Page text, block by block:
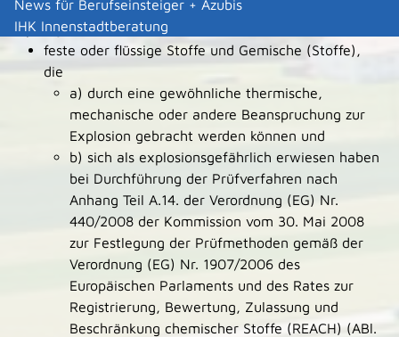
News für Berufseinsteiger + Azubis
IHK Innenstadtberatung
Explosionsgefährliche Stoffe sind gemäß § 3 Abs.1
SprengG:
feste oder flüssige Stoffe und Gemische (Stoffe),
die
a) durch eine gewöhnliche thermische,
mechanische oder andere Beanspruchung zur
Explosion gebracht werden können und
b) sich als explosionsgefährlich erwiesen haben
bei Durchführung der Prüfverfahren nach
Anhang Teil A.14. der Verordnung (EG) Nr.
440/2008 der Kommission vom 30. Mai 2008
zur Festlegung der Prüfmethoden gemäß der
Verordnung (EG) Nr. 1907/2006 des
Europäischen Parlaments und des Rates zur
Registrierung, Bewertung, Zulassung und
Beschränkung chemischer Stoffe (REACH) (ABl.